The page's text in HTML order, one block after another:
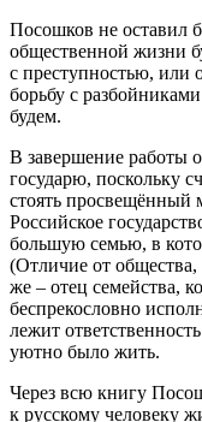
Посошков не оставил
общественной жизни
с преступностью, или
борьбу с
будем.
В завершение работы
государю, поскольку
стоять просвещённый
Российское
большую семью, в
(Отличие от
же – отец семейства,
беспрекословно
лежит
уютно было жить.
Через всю книгу
к русскому человеку